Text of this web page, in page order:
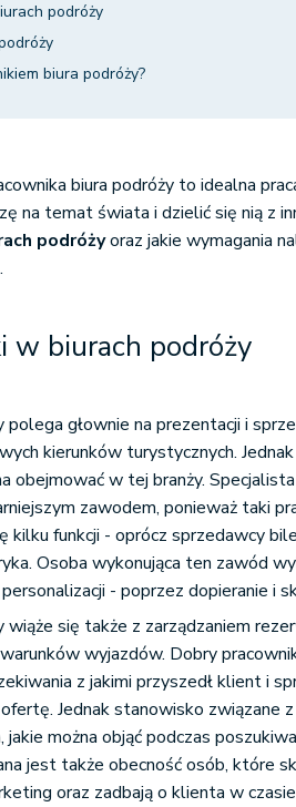
podróży
biura podróży?
biura podróży to idealna
na temat świata i dzielić się nią z
podróżyoraz jakie wymagania
w biurach podróży
polega głownie na prezentacji i
kierunków turystycznych.
obejmować w tej branży.
zawodem, ponieważ taki
kilku funkcji - oprócz sprzedawcy
Osoba wykonująca ten zawód
- poprzez dopieranie i
wiąże się także z zarządzaniem
wyjazdów. Dobry
z jakimi przyszedł klient i
Jednak stanowisko związane
można objąć podczas
jest także obecność osób, które
oraz zadbają o klienta w